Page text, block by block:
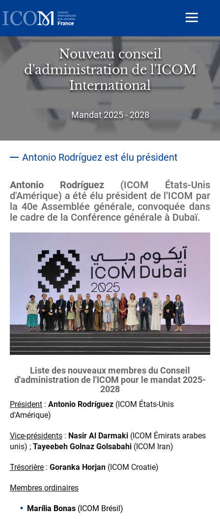
au
contenu
principal
Toggle
Nouveau conseil
d'administration de l'ICOM
International
Mandat 2025 - 2028
Antonio Rodríguez est élu président
Antonio Rodríguez (ICOM États-Unis
d'Amérique) a été élu président de l’ICOM par
la 40e Assemblée générale, convoquée dans
le cadre de la Conférence générale à Dubaï.
Liste des nouveaux membres du Conseil
d'administration de l'ICOM pour le mandat 2025-
2028
Président : Antonio Rodríguez (ICOM États-Unis
d'Amérique)
Vice-présidents : Nasir Al Darmaki (ICOM Émirats arabes
unis) ; Tayeebeh Golnaz Golsabahi (ICOM Iran)
Trésorière : Goranka Horjan (ICOM Croatie)
Membres ordinaires
Marília Bonas (ICOM Brésil)